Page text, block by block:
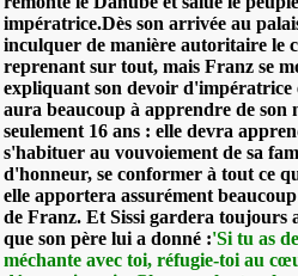
impératrice.Dès son arrivée au
inculquer de manière autoritaire le
reprenant sur tout, mais Franz se
expliquant son devoir d'impératrice
aura beaucoup à apprendre de son
seulement 16 ans : elle devra
s'habituer au vouvoiement de sa
d'honneur, se conformer à tout ce
elle apportera assurément
de Franz. Et Sissi gardera toujours
que son père lui a donné :'Si tu as
méchante avec toi, réfugie-toi au